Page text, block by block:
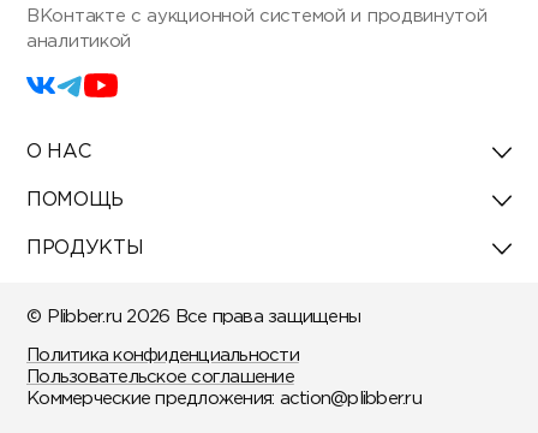
ВКонтакте с аукционной системой и продвинутой
аналитикой
О НАС
ПОМОЩЬ
ПРОДУКТЫ
© Plibber.ru 2026 Все права защищены
Политика конфиденциальности
Пользовательское соглашение
Коммерческие предложения: action@plibber.ru